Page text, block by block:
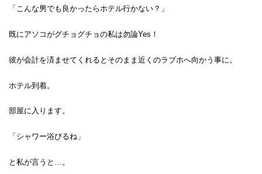
「こんな男でも良かったらホテル行かない？」
既にアソコがグチョグチョの私は勿論Yes！
彼が会計を済ませてくれるとそのまま近くのラブホへ向かう事に。
ホテル到着。
部屋に入ります。
「シャワー浴びるね」
と私が言うと…。